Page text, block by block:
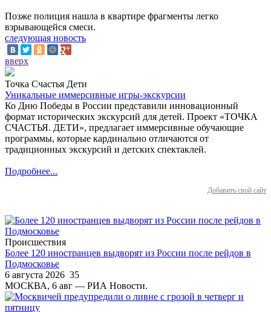
Позже полиция нашла в квартире фрагменты легко
взрывающейся смеси.
следующая новость
вверх
Точка Счастья Дети
Уникальные иммерсивные игры-экскурсии
Ко Дню Победы в России представили инновационный
формат исторических экскурсий для детей. Проект «ТОЧКА
СЧАСТЬЯ. ДЕТИ», предлагает иммерсивные обучающие
программы, которые кардинально отличаются от
традиционных экскурсий и детских спектаклей.
Подробнее...
Добавить свой сайт
Происшествия
Более 120 иностранцев выдворят из России после рейдов в
Подмосковье
6 августа 2026 35
МОСКВА, 6 авг — РИА Новости.